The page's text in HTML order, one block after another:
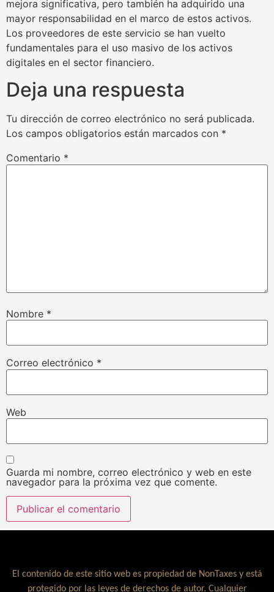
mejora significativa, pero también ha adquirido una
mayor responsabilidad en el marco de estos activos.
Los proveedores de este servicio se han vuelto
fundamentales para el uso masivo de los activos
digitales en el sector financiero.
Deja una respuesta
Tu dirección de correo electrónico no será publicada.
Los campos obligatorios están marcados con *
Comentario *
Nombre *
Correo electrónico *
Web
Guarda mi nombre, correo electrónico y web en este
navegador para la próxima vez que comente.
El contenido de este sitio web es propiedad de NonTaxes y está
protegido por las leyes de derechos de autor. Cualquier